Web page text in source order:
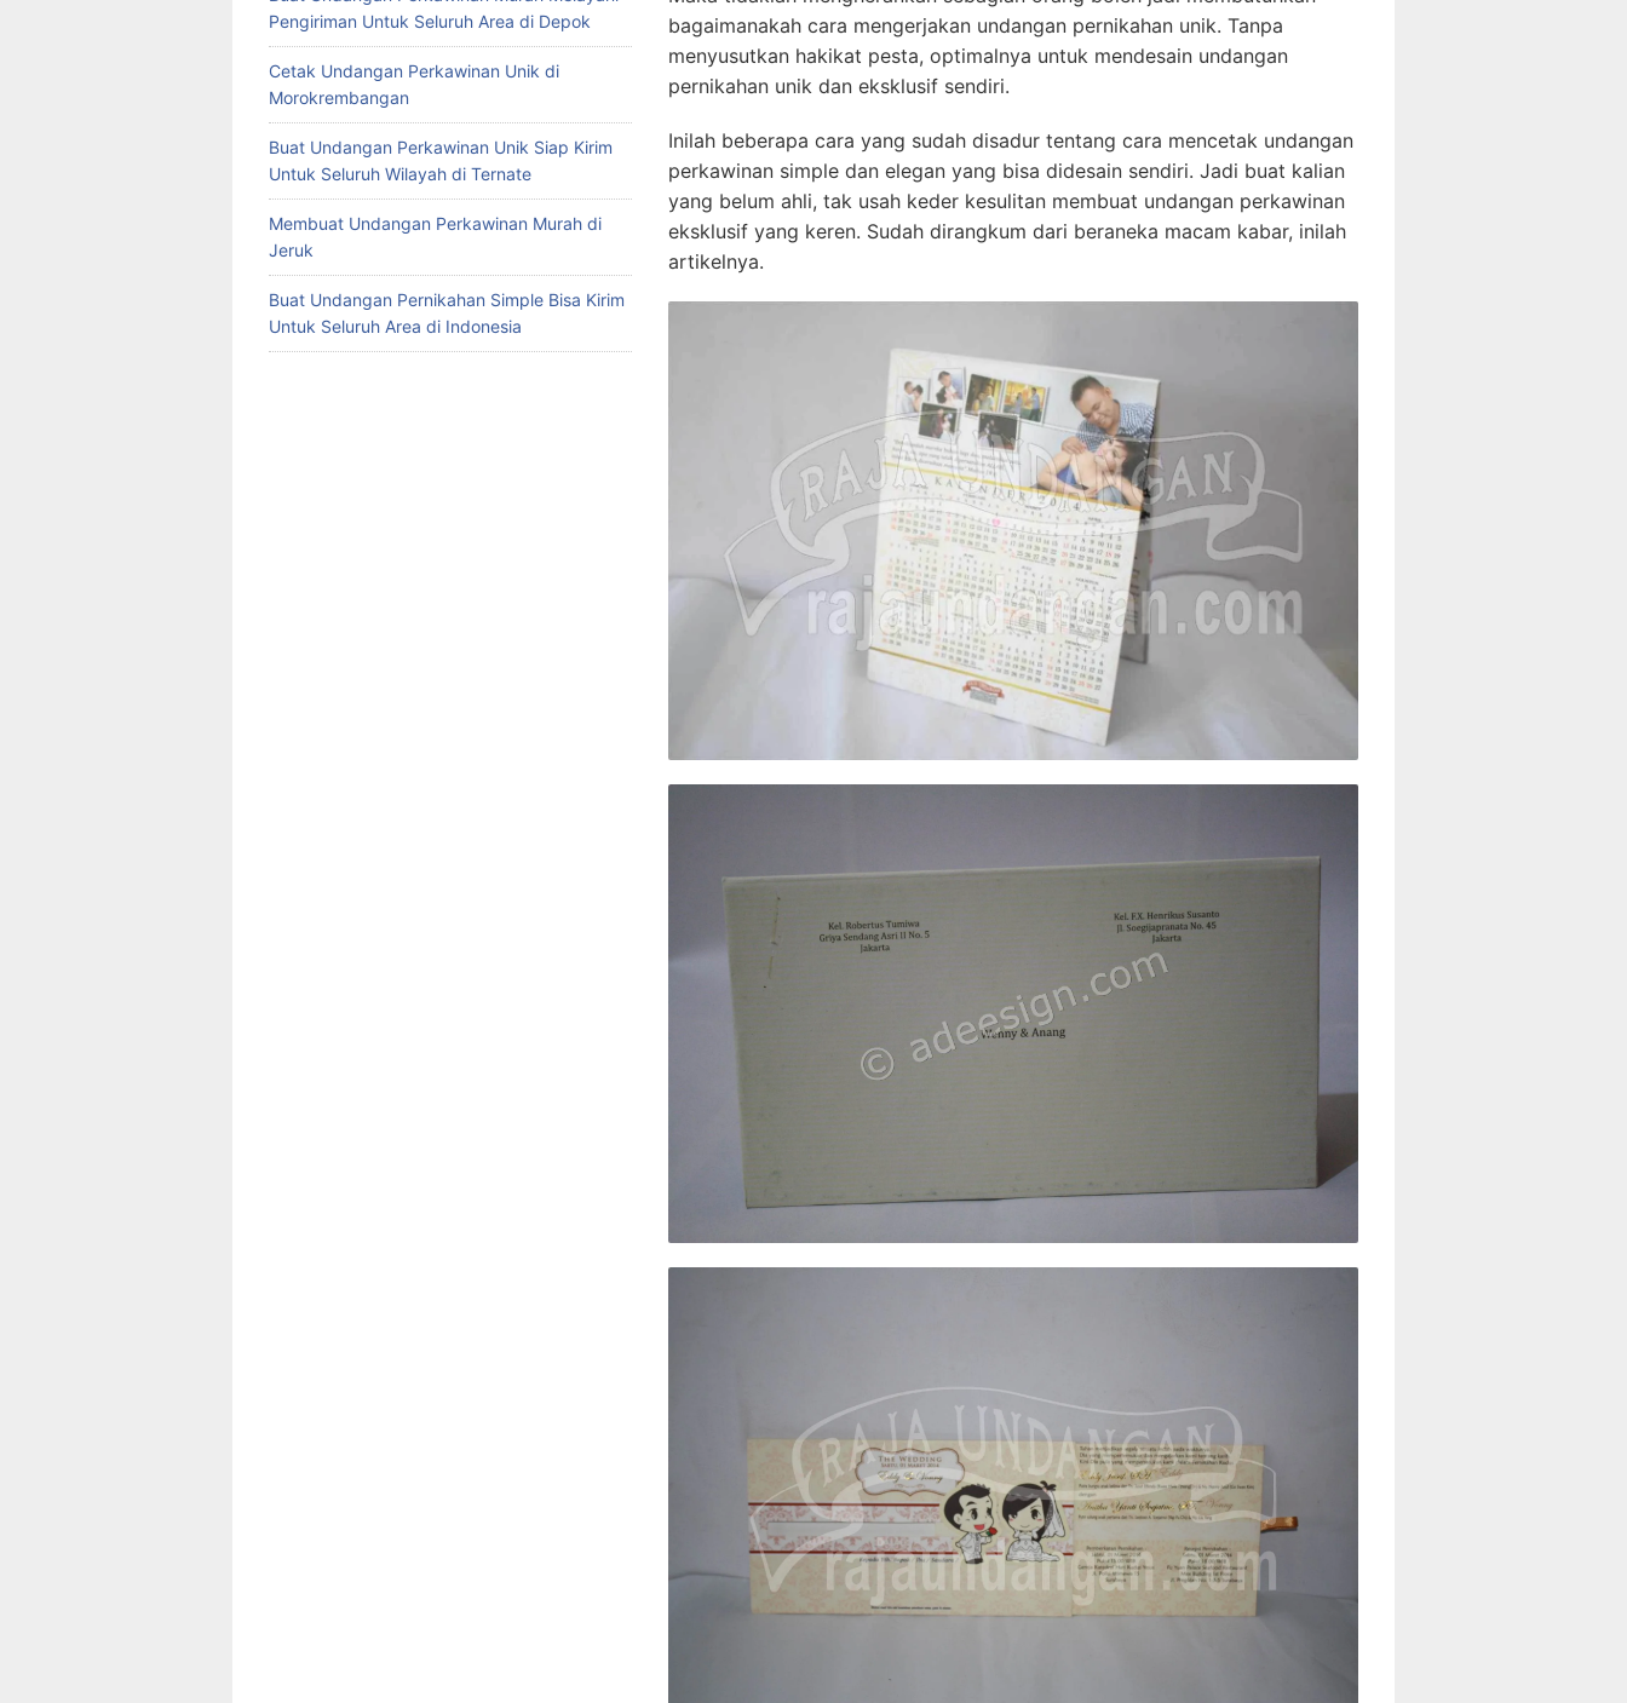
bagaimanakah cara mengerjakan undangan pernikahan unik. Tanpa
menyusutkan hakikat pesta, optimalnya untuk mendesain undangan
pernikahan unik dan eksklusif sendiri.
Inilah beberapa cara yang sudah disadur tentang cara mencetak undangan
perkawinan simple dan elegan yang bisa didesain sendiri. Jadi buat kalian
yang belum ahli, tak usah keder kesulitan membuat undangan perkawinan
eksklusif yang keren. Sudah dirangkum dari beraneka macam kabar, inilah
artikelnya.
Pengiriman Untuk Seluruh Area di Depok
Cetak Undangan Perkawinan Unik di
Morokrembangan
Buat Undangan Perkawinan Unik Siap Kirim
Untuk Seluruh Wilayah di Ternate
Membuat Undangan Perkawinan Murah di
Jeruk
Buat Undangan Pernikahan Simple Bisa Kirim
Untuk Seluruh Area di Indonesia